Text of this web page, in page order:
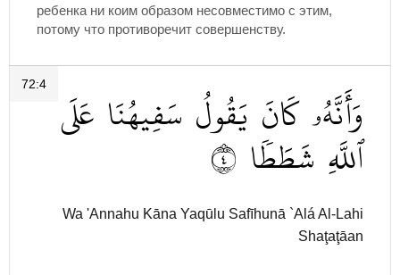
ребенка ни коим образом несовместимо с этим,
потому что противоречит совершенству.
72:4 وَأَنَّهُۥ كَانَ يَقُولُ سَفِيهُنَا عَلَى
ٱللَّهِ شَطَطٗا ٤
Wa 'Annahu Kāna Yaqūlu Safīhunā `Alá Al-Lahi
Shaţaţāan